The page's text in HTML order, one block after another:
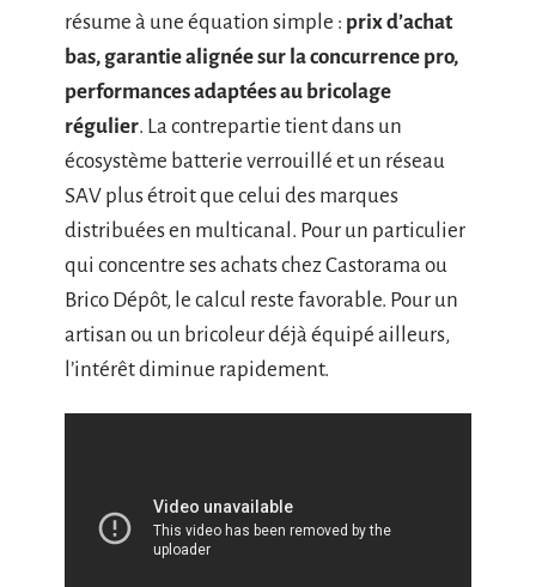
résume à une équation simple : prix d’achat
bas, garantie alignée sur la concurrence pro,
performances adaptées au bricolage
régulier. La contrepartie tient dans un
écosystème batterie verrouillé et un réseau
SAV plus étroit que celui des marques
distribuées en multicanal. Pour un particulier
qui concentre ses achats chez Castorama ou
Brico Dépôt, le calcul reste favorable. Pour un
artisan ou un bricoleur déjà équipé ailleurs,
l’intérêt diminue rapidement.